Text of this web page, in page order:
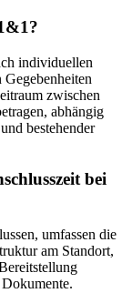
individuellen
zwischen
abhängig
bestehender
bei
umfassen die
am Standort,